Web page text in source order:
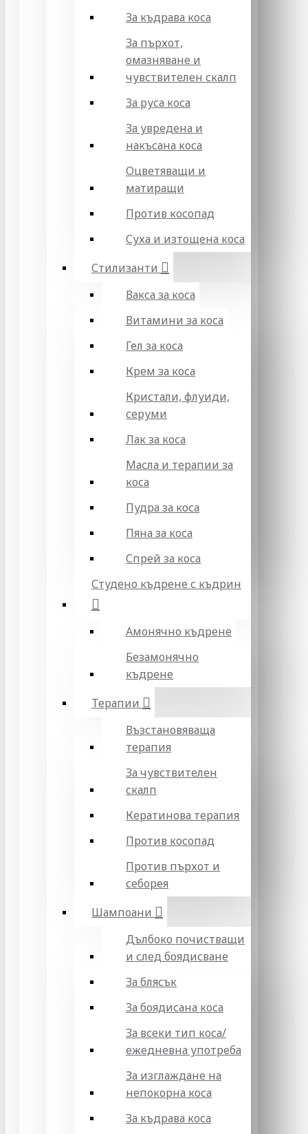
За къдрава коса
За пърхот,
омазняване и
чувствителен скалп
За руса коса
За увредена и
накъсана коса
Оцветяващи и
матиращи
Против косопад
Суха и изтощена коса
Стилизанти
Вакса за коса
Витамини за коса
Гел за коса
Крем за коса
Кристали, флуиди,
серуми
Лак за коса
Масла и терапии за
коса
Пудра за коса
Пяна за коса
Спрей за коса
Студено къдрене с къдрин
Амонячно къдрене
Безамонячно
къдрене
Терапии
Възстановяваща
терапия
За чувствителен
скалп
Кератинова терапия
Против косопад
Против пърхот и
себорея
Шампоани
Дълбоко почистващи
и след боядисване
За блясък
За боядисана коса
За всеки тип коса/
ежедневна употреба
За изглаждане на
непокорна коса
За къдрава коса